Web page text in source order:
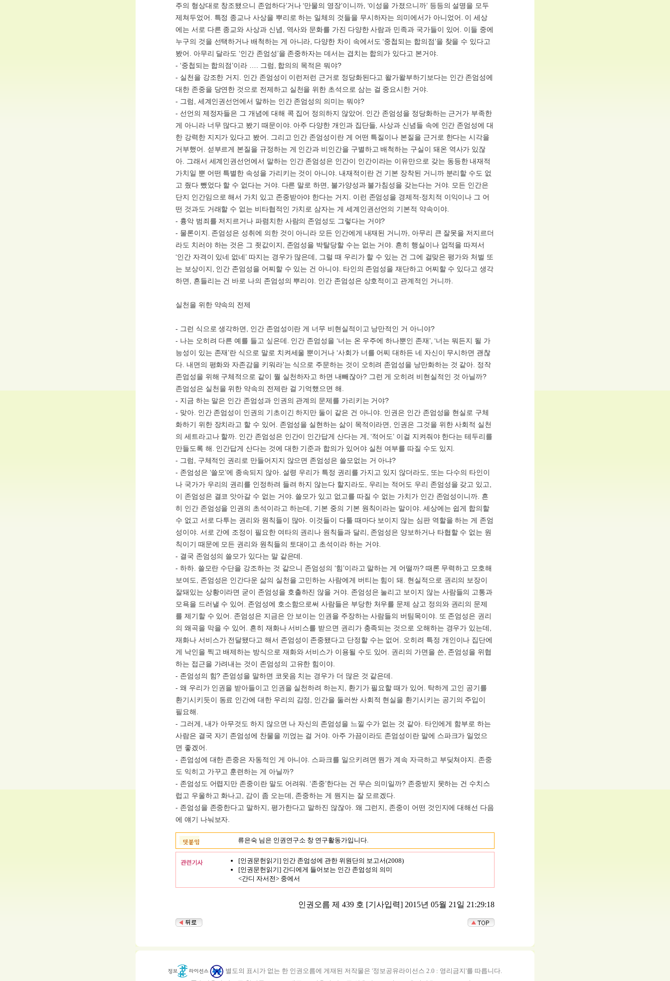
주의 형상대로 창조됐으니 존엄하다’거나 ‘만물의 영장’이니까, ‘이성을 가졌으니까’ 등등의 설명을 모두
제쳐두었어. 특정 종교나 사상을 뿌리로 하는 일체의 것들을 무시하자는 의미에서가 아니었어. 이 세상
에는 서로 다른 종교와 사상과 신념, 역사와 문화를 가진 다양한 사람과 민족과 국가들이 있어. 이들 중에
누구의 것을 선택하거나 배척하는 게 아니라, 다양한 차이 속에서도 ‘중첩되는 합의점’을 찾을 수 있다고
봤어. 아무리 달라도 ‘인간 존엄성’을 존중하자는 데서는 겹치는 합의가 있다고 본거야.
- ‘중첩되는 합의점’이라 …. 그럼, 합의의 목적은 뭐야?
- 실천을 강조한 거지. 인간 존엄성이 이런저런 근거로 정당화된다고 왈가왈부하기보다는 인간 존엄성에
대한 존중을 당연한 것으로 전제하고 실천을 위한 초석으로 삼는 걸 중요시한 거야.
- 그럼, 세계인권선언에서 말하는 인간 존엄성의 의미는 뭐야?
- 선언의 제정자들은 그 개념에 대해 콕 집어 정의하지 않았어. 인간 존엄성을 정당화하는 근거가 부족한
게 아니라 너무 많다고 봤기 때문이야. 아주 다양한 개인과 집단들, 사상과 신념들 속에 인간 존엄성에 대
한 강력한 지지가 있다고 봤어. 그리고 인간 존엄성이란 게 어떤 특질이나 본질을 근거로 한다는 시각을
거부했어. 섣부르게 본질을 규정하는 게 인간과 비인간을 구별하고 배척하는 구실이 돼온 역사가 있잖
아. 그래서 세계인권선언에서 말하는 인간 존엄성은 인간이 인간이라는 이유만으로 갖는 동등한 내재적
가치일 뿐 어떤 특별한 속성을 가리키는 것이 아니야. 내재적이란 건 기본 장착된 거니까 분리할 수도 없
고 줬다 뺐었다 할 수 없다는 거야. 다른 말로 하면, 불가양성과 불가침성을 갖는다는 거야. 모든 인간은
단지 인간임으로 해서 가치 있고 존중받아야 한다는 거지. 이런 존엄성을 경제적‧정치적 이익이나 그 어
떤 것과도 거래할 수 없는 비타협적인 가치로 삼자는 게 세계인권선언의 기본적 약속이야.
- 흉악 범죄를 저지르거나 파렴치한 사람의 존엄성도 그렇다는 거야?
- 물론이지. 존엄성은 성취에 의한 것이 아니라 모든 인간에게 내재된 거니까, 아무리 큰 잘못을 저지르더
라도 치러야 하는 것은 그 죗값이지, 존엄성을 박탈당할 수는 없는 거야. 흔히 행실이나 업적을 따져서
‘인간 자격이 있네 없네’ 따지는 경우가 많은데, 그럴 때 우리가 할 수 있는 건 그에 걸맞은 평가와 처벌 또
는 보상이지, 인간 존엄성을 어찌할 수 있는 건 아니야. 타인의 존엄성을 재단하고 어찌할 수 있다고 생각
하면, 흔들리는 건 바로 나의 존엄성의 뿌리야. 인간 존엄성은 상호적이고 관계적인 거니까.
실천을 위한 약속의 전제
- 그런 식으로 생각하면, 인간 존엄성이란 게 너무 비현실적이고 낭만적인 거 아니야?
- 나는 오히려 다른 예를 들고 싶은데. 인간 존엄성을 ‘너는 온 우주에 하나뿐인 존재’, ‘너는 뭐든지 될 가
능성이 있는 존재’란 식으로 말로 치켜세울 뿐이거나 ‘사회가 너를 어찌 대하든 네 자신이 무시하면 괜찮
다. 내면의 평화와 자존감을 키워라’는 식으로 주문하는 것이 오히려 존엄성을 낭만화하는 것 같아. 정작
존엄성을 위해 구체적으로 같이 뭘 실천하자고 하면 내빼잖아? 그런 게 오히려 비현실적인 것 아닐까?
존엄성은 실천을 위한 약속의 전제란 걸 기억했으면 해.
- 지금 하는 말은 인간 존엄성과 인권의 관계의 문제를 가리키는 거야?
- 맞아. 인간 존엄성이 인권의 기초이긴 하지만 둘이 같은 건 아니야. 인권은 인간 존엄성을 현실로 구체
화하기 위한 장치라고 할 수 있어. 존엄성을 실현하는 삶이 목적이라면, 인권은 그것을 위한 사회적 실천
의 세트라고나 할까. 인간 존엄성은 인간이 인간답게 산다는 게, ‘적어도’ 이걸 지켜줘야 한다는 테두리를
만들도록 해. 인간답게 산다는 것에 대한 기준과 합의가 있어야 실천 여부를 따질 수도 있지.
- 그럼, 구체적인 권리로 만들어지지 않으면 존엄성은 쓸모없는 거 아냐?
- 존엄성은 ‘쓸모’에 종속되지 않아. 설령 우리가 특정 권리를 가지고 있지 않더라도, 또는 다수의 타인이
나 국가가 우리의 권리를 인정하려 들려 하지 않는다 할지라도, 우리는 적어도 우리 존엄성을 갖고 있고,
이 존엄성은 결코 앗아갈 수 없는 거야. 쓸모가 있고 없고를 따질 수 없는 가치가 인간 존엄성이니까. 흔
히 인간 존엄성을 인권의 초석이라고 하는데, 기본 중의 기본 원칙이라는 말이야. 세상에는 쉽게 합의할
수 없고 서로 다투는 권리와 원칙들이 많아. 이것들이 다툴 때마다 보이지 않는 심판 역할을 하는 게 존엄
성이야. 서로 간에 조정이 필요한 여타의 권리나 원칙들과 달리, 존엄성은 양보하거나 타협할 수 없는 원
칙이기 때문에 모든 권리와 원칙들의 토대이고 초석이라 하는 거야.
- 결국 존엄성의 쓸모가 있다는 말 같은데.
- 하하. 쓸모란 수단을 강조하는 것 같으니 존엄성의 ‘힘’이라고 말하는 게 어떨까? 때론 무력하고 모호해
보여도, 존엄성은 인간다운 삶의 실천을 고민하는 사람에게 버티는 힘이 돼. 현실적으로 권리의 보장이
잘돼있는 상황이라면 굳이 존엄성을 호출하진 않을 거야. 존엄성은 눌리고 보이지 않는 사람들의 고통과
모욕을 드러낼 수 있어. 존엄성에 호소함으로써 사람들은 부당한 처우를 문제 삼고 정의와 권리의 문제
를 제기할 수 있어. 존엄성은 지금은 안 보이는 인권을 주장하는 사람들의 버팀목이야. 또 존엄성은 권리
의 왜곡을 막을 수 있어. 흔히 재화나 서비스를 받으면 권리가 충족되는 것으로 오해하는 경우가 있는데,
재화나 서비스가 전달됐다고 해서 존엄성이 존중됐다고 단정할 수는 없어. 오히려 특정 개인이나 집단에
게 낙인을 찍고 배제하는 방식으로 재화와 서비스가 이용될 수도 있어. 권리의 가면을 쓴, 존엄성을 위협
하는 접근을 가려내는 것이 존엄성의 고유한 힘이야.
- 존엄성의 힘? 존엄성을 말하면 코웃음 치는 경우가 더 많은 것 같은데.
- 왜 우리가 인권을 받아들이고 인권을 실천하려 하는지, 환기가 필요할 때가 있어. 탁하게 고인 공기를
환기시키듯이 동료 인간에 대한 우리의 감정, 인간을 둘러싼 사회적 현실을 환기시키는 공기의 주입이
필요해.
- 그러게, 내가 아무것도 하지 않으면 나 자신의 존엄성을 느낄 수가 없는 것 같아. 타인에게 함부로 하는
사람은 결국 자기 존엄성에 찬물을 끼얹는 걸 거야. 아주 가끔이라도 존엄성이란 말에 스파크가 일었으
면 좋겠어.
- 존엄성에 대한 존중은 자동적인 게 아니야. 스파크를 일으키려면 뭔가 계속 자극하고 부딪쳐야지. 존중
도 익히고 가꾸고 훈련하는 게 아닐까?
- 존엄성도 어렵지만 존중이란 말도 어려워. ‘존중’한다는 건 무슨 의미일까? 존중받지 못하는 건 수치스
럽고 우울하고 화나고, 감이 좀 오는데, 존중하는 게 뭔지는 잘 모르겠다.
- 존엄성을 존중한다고 말하지, 평가한다고 말하진 않잖아. 왜 그런지, 존중이 어떤 것인지에 대해선 다음
에 얘기 나눠보자.
류은숙 님은 인권연구소 창 연구활동가입니다.
[인권문헌읽기] 인간 존엄성에 관한 위원단의 보고서(2008)
[인권문헌읽기] 간디에게 들어보는 인간 존엄성의 의미
<간디 자서전> 중에서
인권오름 제 439 호 [기사입력] 2015년 05월 21일 21:29:18
별도의 표시가 없는 한 인권오름에 게재된 저작물은 '정보공유라이선스 2.0 : 영리금지'를 따릅니다.